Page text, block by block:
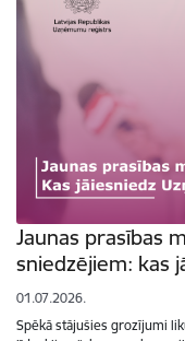
Jaunas prasības
sniedzējiem: kas
01.07.2026.
Spēkā stājušies grozījumi